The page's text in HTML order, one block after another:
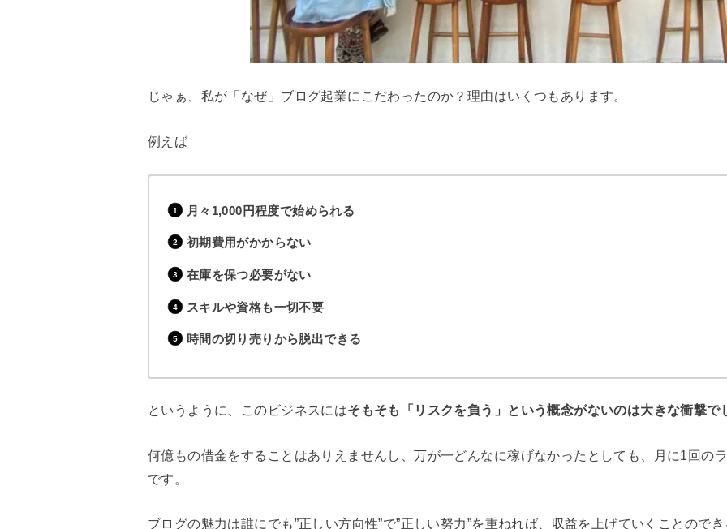
じゃぁ、私が「なぜ」ブログ起業にこだわったのか？理由はいくつもあります。
例えば
月々1,000円程度で始められる
初期費用がかからない
在庫を保つ必要がない
スキルや資格も一切不要
時間の切り売りから脱出できる
というように、このビジネスにはそもそも「リスクを負う」という概念がないのは大きな衝撃で
何億もの借金をすることはありえませんし、万が一どんなに稼げなかったとしても、月に1回の
です。
ブログの魅力は誰にでも”正しい方向性”で”正しい努力”を重ねれば、収益を上げていくことので